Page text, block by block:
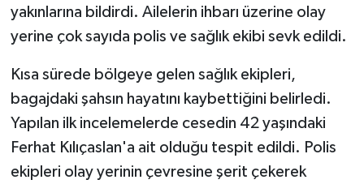
yakınlarına bildirdi. Ailelerin ihbarı üzerine olay
yerine çok sayıda polis ve sağlık ekibi sevk edildi.
Kısa sürede bölgeye gelen sağlık ekipleri,
bagajdaki şahsın hayatını kaybettiğini belirledi.
Yapılan ilk incelemelerde cesedin 42 yaşındaki
Ferhat Kılıçaslan'a ait olduğu tespit edildi. Polis
ekipleri olay yerinin çevresine şerit çekerek